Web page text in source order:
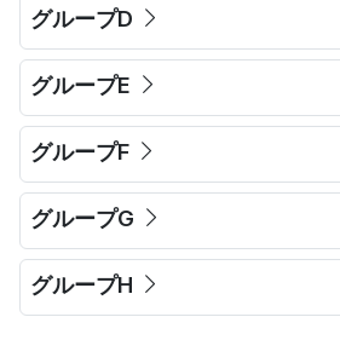
グループD
グループE
グループF
グループG
グループH